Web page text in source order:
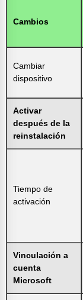
Cambios
Cambiar
dispositivo
Activar
después de la
reinstalación
Tiempo de
activación
Vinculación a
cuenta
Microsoft